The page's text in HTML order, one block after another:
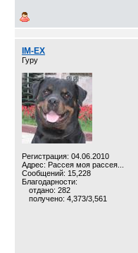
IM-EX
Гуру
Регистрация: 04.06.2010
Адрес: Рассея моя рассея...
Сообщений: 15,228
Благодарности:
отдано: 282
получено: 4,373/3,561